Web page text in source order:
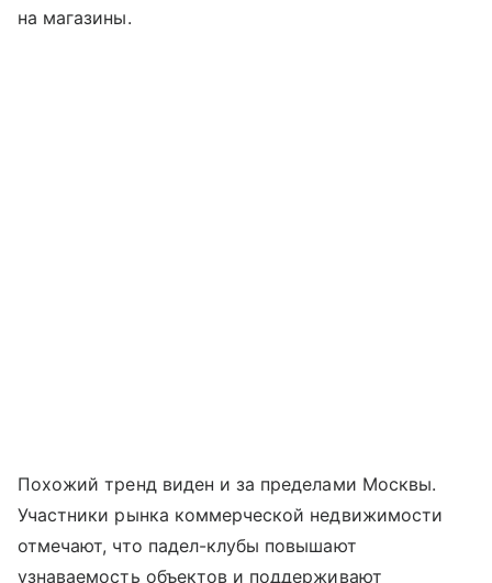
на магазины.
Похожий тренд виден и за пределами Москвы.
Участники рынка коммерческой недвижимости
отмечают, что падел-клубы повышают
узнаваемость объектов и поддерживают